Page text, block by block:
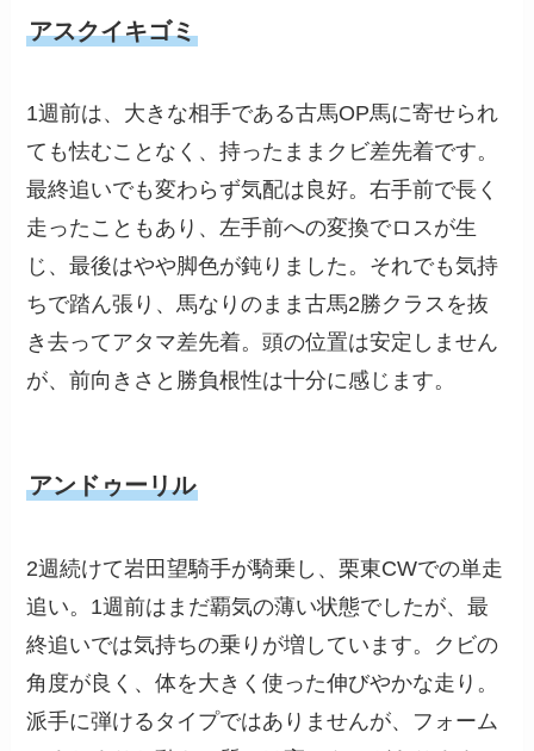
アスクイキゴミ
1週前は、大きな相手である古馬OP馬に寄せられ
ても怯むことなく、持ったままクビ差先着です。
最終追いでも変わらず気配は良好。右手前で長く
走ったこともあり、左手前への変換でロスが生
じ、最後はやや脚色が鈍りました。それでも気持
ちで踏ん張り、馬なりのまま古馬2勝クラスを抜
き去ってアタマ差先着。頭の位置は安定しません
が、前向きさと勝負根性は十分に感じます。
アンドゥーリル
2週続けて岩田望騎手が騎乗し、栗東CWでの単走
追い。1週前はまだ覇気の薄い状態でしたが、最
終追いでは気持ちの乗りが増しています。クビの
角度が良く、体を大きく使った伸びやかな走り。
派手に弾けるタイプではありませんが、フォーム